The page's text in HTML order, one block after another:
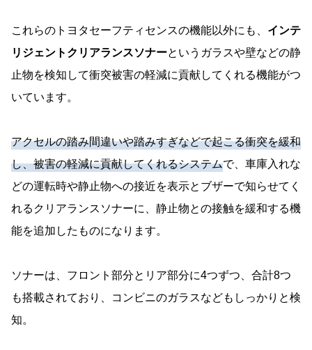
これらのトヨタセーフティセンスの機能以外にも、 インテ
リジェントクリアランスソナーというガラスや壁などの静
止物を検知して衝突被害の軽減に貢献してくれる機能がつ
いています。
アクセルの踏み間違いや踏みすぎなどで起こる衝突を緩和
し、被害の軽減に貢献してくれるシステムで、車庫入れな
どの運転時や静止物への接近を表示とブザーで知らせてく
れるクリアランスソナーに、静止物との接触を緩和する機
能を追加したものになります。
ソナーは、フロント部分とリア部分に4つずつ、合計8つ
も搭載されており、コンビニのガラスなどもしっかりと検
知。